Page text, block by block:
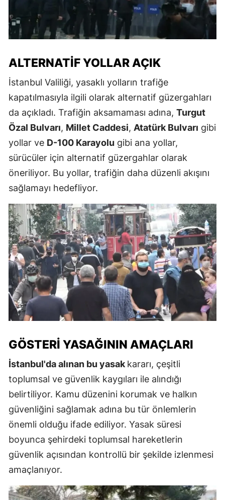
ALTERNATIF YOLLAR AÇIK
İstanbul Valiliği, yasaklı yolların trafiğe
kapatılmasıyla ilgili olarak alternatif güzergahları
da açıkladı. Trafiğin aksamaması adına, Turgut
Özal Bulvarı, Millet Caddesi, Atatürk Bulvarı gibi
yollar ve D-100 Karayolu gibi ana yollar,
sürücüler için alternatif güzergahlar olarak
öneriliyor. Bu yollar, trafiğin daha düzenli akışını
sağlamayı hedefliyor.
GÖSTERI YASAĞININ AMAÇLARI
İstanbul'da alınan bu yasak kararı, çeşitli
toplumsal ve güvenlik kaygıları ile alındığı
belirtiliyor. Kamu düzenini korumak ve halkın
güvenliğini sağlamak adına bu tür önlemlerin
önemli olduğu ifade ediliyor. Yasak süresi
boyunca şehirdeki toplumsal hareketlerin
güvenlik açısından kontrollü bir şekilde izlenmesi
amaçlanıyor.